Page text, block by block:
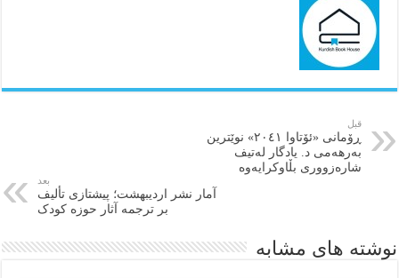
قبل
ڕۆمانی «ئۆتاوا ٢٠٤١» نوێترین
بەرهەمی د. یادگار لەتیف
شارەزووری بڵاوکرایەوە
بعد
آمار نشر اردیبهشت‌؛ پیشتازی تألیف
بر ترجمه آثار حوزه کودک
نوشته های مشابه